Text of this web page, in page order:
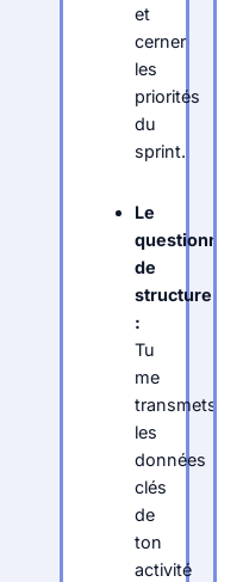
et
cerner
les
priorités
du
sprint.
Le
questionnaire
de
structure
:
Tu
me
transmets
les
données
clés
de
ton
activité